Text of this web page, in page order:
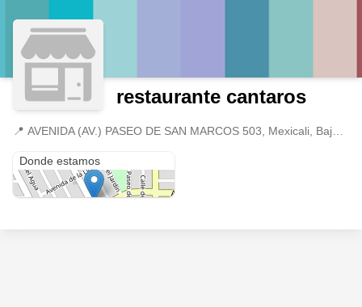
restaurante cantaros
📍
Donde estamos